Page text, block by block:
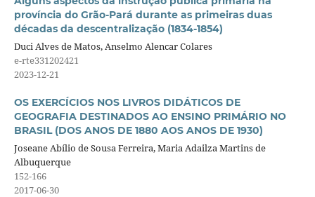
província do Grão-Pará durante as primeiras duas
décadas da descentralização (1834-1854)
Duci Alves de Matos, Anselmo Alencar Colares
e-rte331202421
2023-12-21
OS EXERCÍCIOS NOS LIVROS DIDÁTICOS DE
GEOGRAFIA DESTINADOS AO ENSINO PRIMÁRIO NO
BRASIL (DOS ANOS DE 1880 AOS ANOS DE 1930)
Joseane Abílio de Sousa Ferreira, Maria Adailza Martins de
Albuquerque
152-166
2017-06-30